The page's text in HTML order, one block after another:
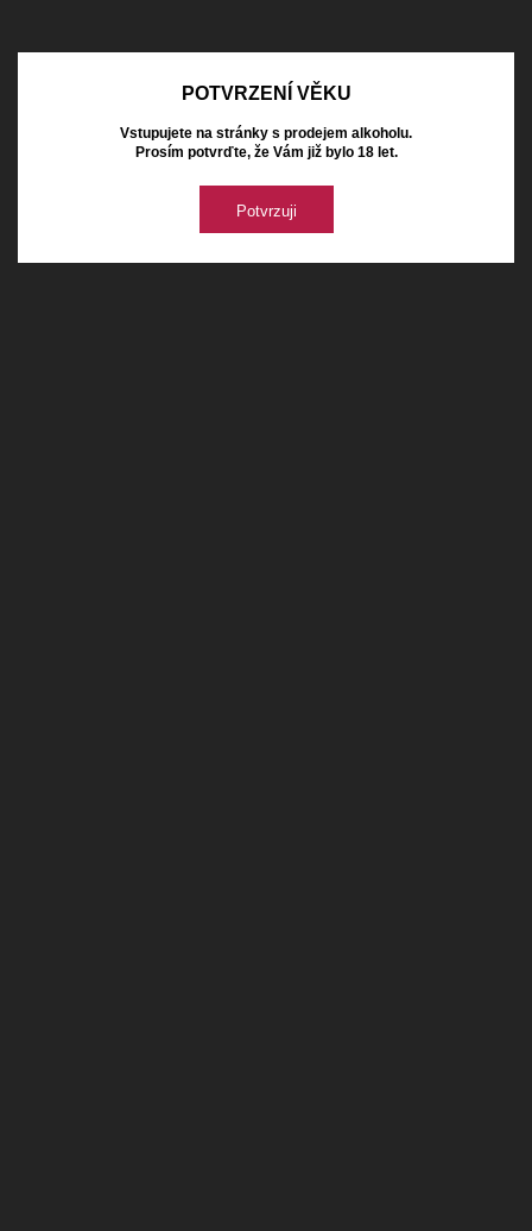
POTVRZENÍ VĚKU
Vstupujete na stránky s prodejem alkoholu.
Prosím potvrďte, že Vám již bylo 18 let.
Potvrzuji